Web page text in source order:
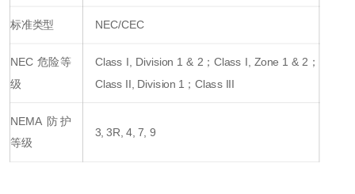
标准类型 NEC/CEC
NEC 危险等
级
Class I, Division 1 & 2；Class I, Zone 1 & 2；
Class II, Division 1；Class III
NEMA 防护
等级
3, 3R, 4, 7, 9